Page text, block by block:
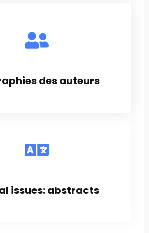
des auteurs
issues: abstracts